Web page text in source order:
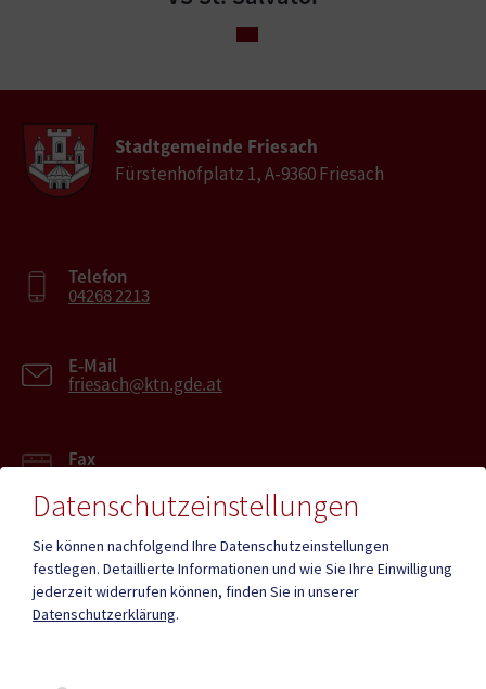
Stadtgemeinde Friesach
Fürstenhofplatz 1, A-9360 Friesach
Telefon
04268 2213
E-Mail
friesach@ktn.gde.at
Fax
Mehr
Datenschutzeinstellungen
Sie können nachfolgend Ihre Datenschutzeinstellungen
festlegen. Detaillierte Informationen und wie Sie Ihre Einwilligung
jederzeit widerrufen können, finden Sie in unserer
Datenschutzerklärung.